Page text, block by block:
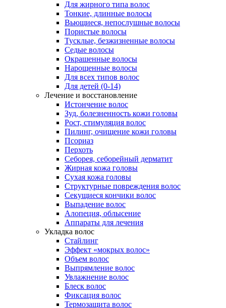
Для жирного типа волос
Тонкие, длинные волосы
Вьющиеся, непослушные волосы
Пористые волосы
Тусклые, безжизненные волосы
Седые волосы
Окрашенные волосы
Нарощенные волосы
Для всех типов волос
Для детей (0-14)
Лечение и восстановление
Истончение волос
Зуд, болезненность кожи головы
Рост, стимуляция волос
Пилинг, очищение кожи головы
Псориаз
Перхоть
Себорея, себорейный дерматит
Жирная кожа головы
Сухая кожа головы
Структурные повреждения волос
Секущиеся кончики волос
Выпадение волос
Алопеция, облысение
Аппараты для лечения
Укладка волос
Стайлинг
Эффект «мокрых волос»
Объем волос
Выпрямление волос
Увлажнение волос
Блеск волос
Фиксация волос
Термозащита волос